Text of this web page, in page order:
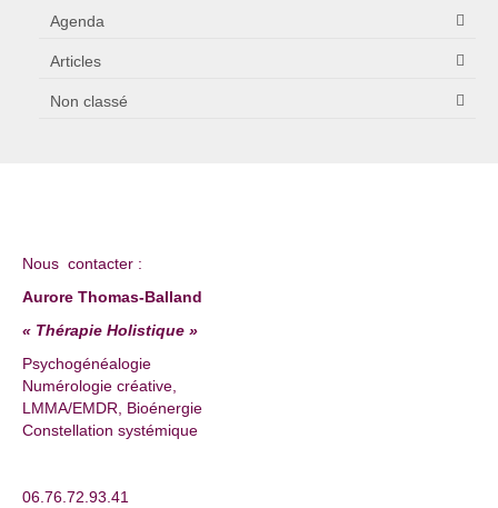
Agenda
Articles
Non classé
Nous contacter :
Aurore Thomas-Balland
« Thérapie Holistique »
Psychogénéalogie
Numérologie créative,
LMMA/EMDR, Bioénergie
Constellation systémique
06.76.72.93.41